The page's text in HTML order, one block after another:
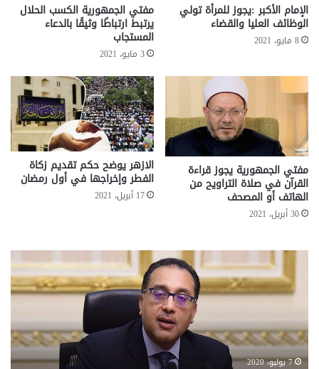
الإمام الأكبر :يجوز للمرأة تولي
الوظائف العليا والقضاء
8 مايو، 2021
مفتي الجمهورية الكسب الحلال
يرتبط ارتباطًا وثيقًا بالدعاء
المستجاب
3 مايو، 2021
مفتي الجمهورية يجوز قراءة
القرآن في صلاة التراويح من
الهاتف أو المصحف
30 أبريل، 2021
الازهر يوضح حكم تقديم زكاة
الفطر وإخراجها في أول رمضان
17 أبريل، 2021
تحركات
حكومية
لحسم
قانون
القديم..والبرلمان:
جاهزون
لإقراره
7 يوليو، 2020
..
من